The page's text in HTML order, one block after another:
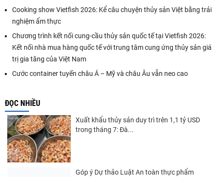
Cooking show Vietfish 2026: Kể câu chuyện thủy sản Việt bằng trải
nghiệm ẩm thực
Chương trình kết nối cung-cầu thủy sản quốc tế tại Vietfish 2026:
Kết nối nhà mua hàng quốc tế với trung tâm cung ứng thủy sản giá
trị gia tăng của Việt Nam
Cước container tuyến châu Á – Mỹ và châu Âu vẫn neo cao
ĐỌC NHIỀU
Xuất khẩu thủy sản duy trì trên 1,1 tỷ USD
trong tháng 7: Đà...
Góp ý Dự thảo Luật An toàn thực phẩm